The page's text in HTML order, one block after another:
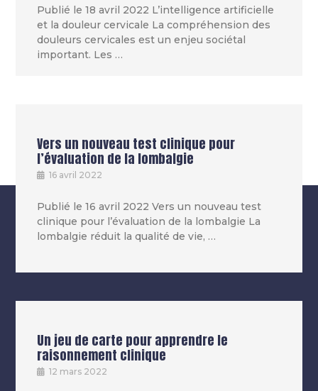
Publié le 18 avril 2022 L’intelligence artificielle
et la douleur cervicale La compréhension des
douleurs cervicales est un enjeu sociétal
important. Les …
Vers un nouveau test clinique pour
l’évaluation de la lombalgie
16 avril 2022
Publié le 16 avril 2022 Vers un nouveau test
clinique pour l’évaluation de la lombalgie La
lombalgie réduit la qualité de vie, …
Un jeu de carte pour apprendre le
raisonnement clinique
12 mars 2022